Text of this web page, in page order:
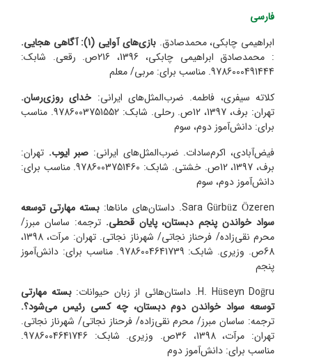
فارسی
ابراهیمی چابکی، محمد‌صادق.بازی‌های آوایی (1): آگاهی هجایی.
:
محمدصادق ابراهیمی چابکی، 1396، 216ص. رقعی. شابک:
9786000491444. مناسب برای: مربی/ معلم
کلاته سیفری، فاطمه. ضرب‌المثل‌های ایرانی: خدای روزی‌رسان.
تهران: برف، 1397، 12ص. رحلی. شابک: 9786003751552. مناسب
برای: دانش‌آموز دوم، سوم
فیض‌آبادی، اکرم‌سادات. ضرب‌المثل‌های ایرانی: صبر ایوب. تهران:
برف، 1397، 12ص. خشتی. شابک: 9786003751460. مناسب برای:
دانش‌آموز دوم، سوم
Sara Gürbüz Özeren. داستان‌های ماناها: بسته مهارتی توسعه
سواد خواندن پنجم دبستان، پایان قحطی.ترجمه: ساسان مبرز/
محرم نقی‌زاده/ فرحناز نجاتی/ شهرناز نجاتی. تهران: مرآت، 1398،
68ص. وزیری. شابک: 9786004641739. مناسب برای: دانش‌آموز
پنجم
H. Hüseyn Doḡru. داستان‌‌هائی از زبان حیوانات:بسته مهارتی
توسعه سواد خواندن دوم دبستان، چه کسی رئیس می‌شود؟.
ترجمه: ساسان مبرز/ محرم نقی‌زاده/ فرحناز نجاتی/ شهرناز نجاتی.
تهران: مرآت، 1398، 36ص. وزیری. شابک: 9786004641746.
مناسب برای: دانش‌آموز دوم